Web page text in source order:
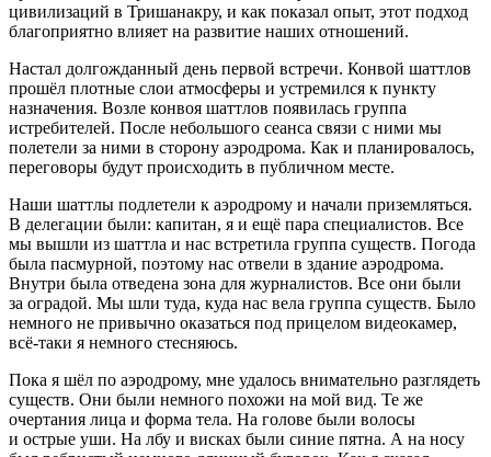
цивилизаций в Тришанакру, и как показал опыт, этот подход
благоприятно влияет на развитие наших отношений.
Настал долгожданный день первой встречи. Конвой шаттлов
прошёл плотные слои атмосферы и устремился к пункту
назначения. Возле конвоя шаттлов появилась группа
истребителей. После небольшого сеанса связи с ними мы
полетели за ними в сторону аэродрома. Как и планировалось,
переговоры будут происходить в публичном месте.
Наши шаттлы подлетели к аэродрому и начали приземляться.
В делегации были: капитан, я и ещё пара специалистов. Все
мы вышли из шаттла и нас встретила группа существ. Погода
была пасмурной, поэтому нас отвели в здание аэродрома.
Внутри была отведена зона для журналистов. Все они были
за оградой. Мы шли туда, куда нас вела группа существ. Было
немного не привычно оказаться под прицелом видеокамер,
всё-таки я немного стесняюсь.
Пока я шёл по аэродрому, мне удалось внимательно разглядеть
существ. Они были немного похожи на мой вид. Те же
очертания лица и форма тела. На голове были волосы
и острые уши. На лбу и висках были синие пятна. А на носу